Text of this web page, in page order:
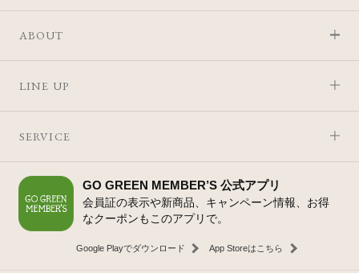
ABOUT
LINE UP
SERVICE
GO GREEN MEMBER’S 公式アプリ
会員証の表示や新商品、キャンペーン情報、お得
なクーポンもこのアプリで。
Google Playでダウンロード App Storeはこちら